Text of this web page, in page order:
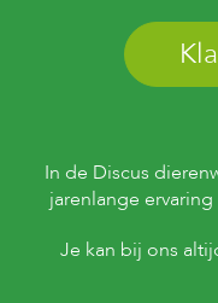
In de Discus
jarenlange
Je kan bij ons